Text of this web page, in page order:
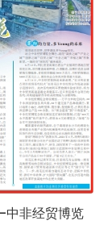
中非经贸博览